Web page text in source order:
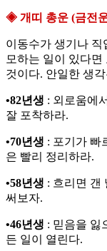
◈ 개띠 총운 (금전
이동수가 생기나 직
모하는 일이 있다
것이다. 안일한 생
•82년생 : 외로움에
잘 포착하라.
•70년생 : 포기가 빠
은 빨리 정리하라.
•58년생 : 흐리면 갠
써보자.
•46년생 : 믿음을 잃
든 일이 열린다.